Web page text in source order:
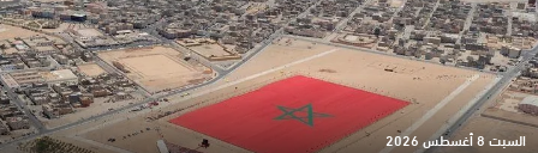
السبت 8 أغسطس 2026